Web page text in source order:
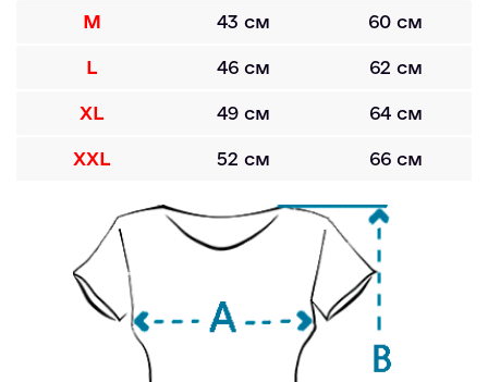
M 43 см 60 см
L 46 см 62 см
XL 49 см 64 см
XXL 52 см 66 см